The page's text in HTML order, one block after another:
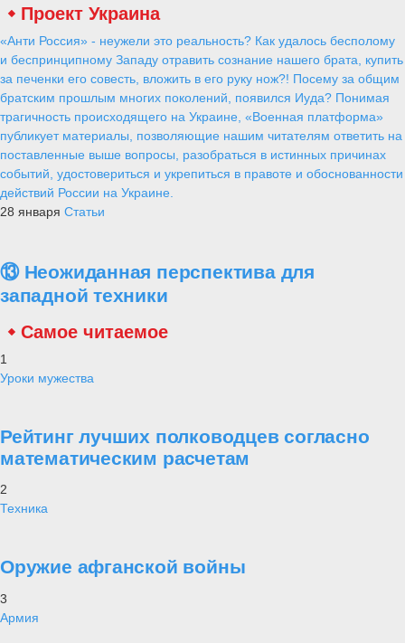
Проект Украина
«Анти Россия» - неужели это реальность? Как удалось бесполому
и беспринципному Западу отравить сознание нашего брата, купить
за печенки его совесть, вложить в его руку нож?! Посему за общим
братским прошлым многих поколений, появился Иуда? Понимая
трагичность происходящего на Украине, «Военная платформа»
публикует материалы, позволяющие нашим читателям ответить на
поставленные выше вопросы, разобраться в истинных причинах
событий, удостовериться и укрепиться в правоте и обоснованности
действий России на Украине.
28 января Статьи
⑬ Неожиданная перспектива для
западной техники
Самое читаемое
1
Уроки мужества
Рейтинг лучших полководцев согласно
математическим расчетам
2
Техника
Оружие афганской войны
3
Армия